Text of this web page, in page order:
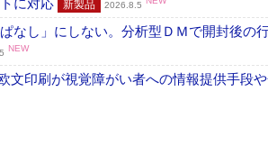
に対応
新製品 2026.8.5
なし」にしない。分析型ＤＭで開封後
NEW
印刷が視覚障がい者への情報提供手段